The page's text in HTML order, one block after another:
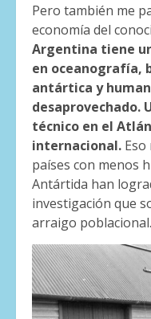
Pero también me
economía del
Argentina tiene
en oceanografía,
antártica y
desaprovechado.
técnico en el
internacional.
países con menos
Antártida han
investigación que
arraigo poblacional.